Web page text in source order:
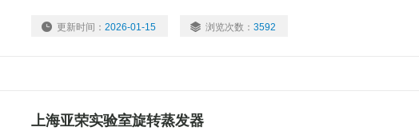
仪器。更新时间：2026-01-15 浏览次数：3592
上海亚荣实验室旋转蒸发器